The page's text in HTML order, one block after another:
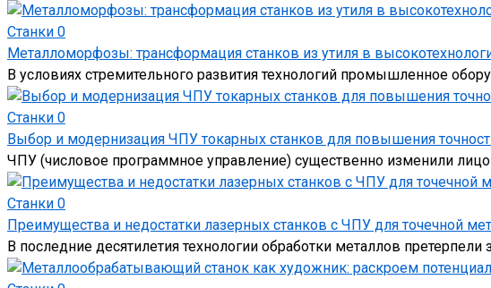
Станки 0
Металломорфозы: трансформация станков из утиля в
В условиях стремительного развития технологий промышленное
Станки 0
Выбор и модернизация ЧПУ токарных станков для повышения
ЧПУ (числовое программное управление) существенно изменили
Станки 0
Преимущества и недостатки лазерных станков с ЧПУ для точечной
В последние десятилетия технологии обработки металлов